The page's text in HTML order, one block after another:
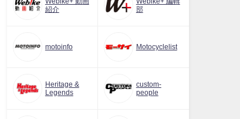
紹介
部
motoinfo Motocyclelist
Heritage &
Legends
custom-
people